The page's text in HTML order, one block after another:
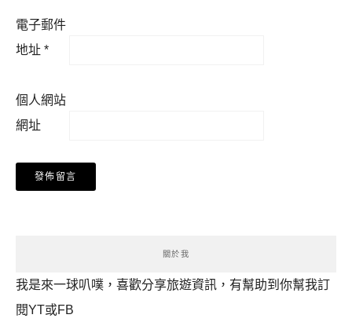
電子郵件
地址 *
個人網站
網址
關於我
我是來一球叭噗，喜歡分享旅遊資訊，有幫助到你幫我訂
閱YT或FB